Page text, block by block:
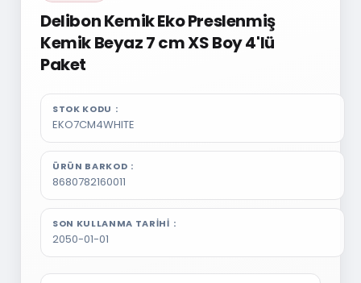
Delibon Kemik Eko Preslenmiş
Kemik Beyaz 7 cm XS Boy 4'lü
Paket
STOK KODU
EKO7CM4WHITE
ÜRÜN BARKOD
8680782160011
SON KULLANMA TARIHI
2050-01-01